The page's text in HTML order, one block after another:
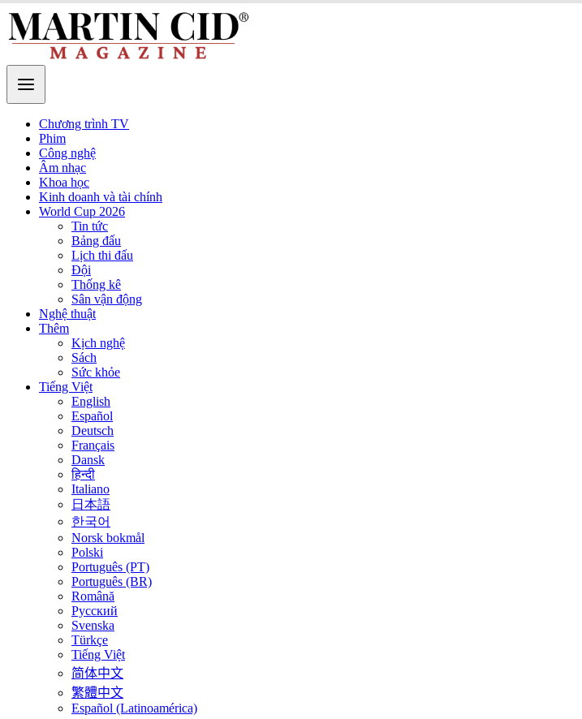
Chương trình TV
Phim
Công nghệ
Âm nhạc
Khoa học
Kinh doanh và tài chính
World Cup 2026
Tin tức
Bảng đấu
Lịch thi đấu
Đội
Thống kê
Sân vận động
Nghệ thuật
Thêm
Kịch nghệ
Sách
Sức khỏe
Tiếng Việt
English
Español
Deutsch
Français
Dansk
हिन्दी
Italiano
日本語
한국어
Norsk bokmål
Polski
Português (PT)
Português (BR)
Română
Русский
Svenska
Türkçe
Tiếng Việt
简体中文
繁體中文
Español (Latinoamérica)